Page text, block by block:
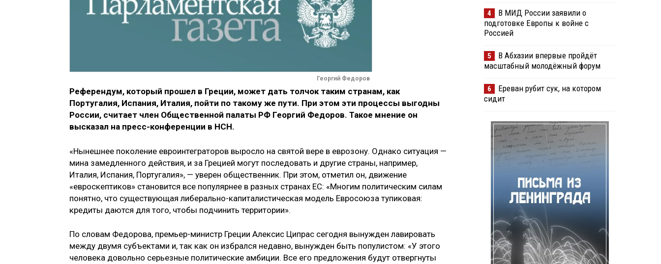
Георгий Федоров
Референдум, который прошел в Греции, может дать толчок таким странам, как
Португалия, Испания, Италия, пойти по такому же пути. При этом эти процессы выгодны
России, считает член Общественной палаты РФ Георгий Федоров. Такое мнение он
высказал на пресс-конференции в НСН.
«Нынешнее поколение евроинтеграторов выросло на святой вере в еврозону. Однако ситуация —
мина замедленного действия, и за Грецией могут последовать и другие страны, например,
Италия, Испания, Португалия», — уверен общественник. При этом, отметил он, движение
«евроскептиков» становится все популярнее в разных странах ЕС: «Многим политическим силам
понятно, что существующая либерально-капиталистическая модель Евросоюза тупиковая:
кредиты даются для того, чтобы подчинить территории».
По словам Федорова, премьер-министр Греции Алексис Ципрас сегодня вынужден лавировать
между двумя субъектами и, так как он избрался недавно, вынужден быть популистом: «У этого
человека довольно серьезные политические амбиции. Все его предложения будут отвергнуты
4
В МИД России заявили о
подготовке Европы к войне с
Россией
5
В Абхазии впервые пройдёт
масштабный молодёжный форум
6
Ереван рубит сук, на котором
сидит